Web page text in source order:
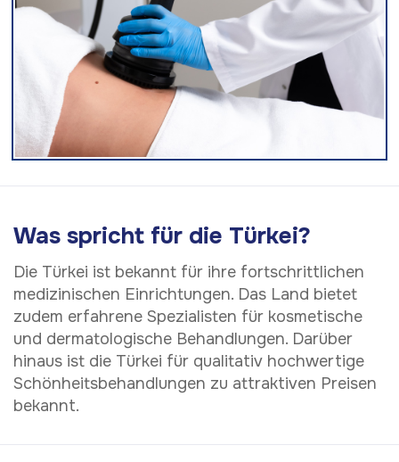
Was spricht für die Türkei?
Die Türkei ist bekannt für ihre fortschrittlichen
medizinischen Einrichtungen. Das Land bietet
zudem erfahrene Spezialisten für kosmetische
und dermatologische Behandlungen. Darüber
hinaus ist die Türkei für qualitativ hochwertige
Schönheitsbehandlungen zu attraktiven Preisen
bekannt.